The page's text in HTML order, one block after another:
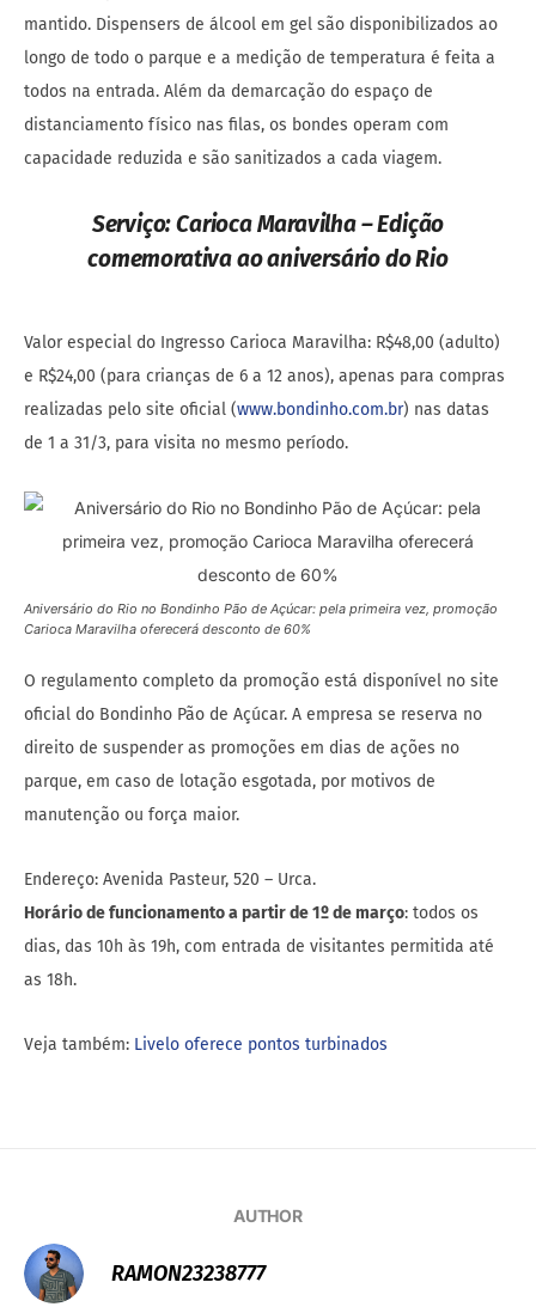
mantido. Dispensers de álcool em gel são disponibilizados ao
longo de todo o parque e a medição de temperatura é feita a
todos na entrada. Além da demarcação do espaço de
distanciamento físico nas filas, os bondes operam com
capacidade reduzida e são sanitizados a cada viagem.
Serviço: Carioca Maravilha – Edição
comemorativa ao aniversário do Rio
Valor especial do Ingresso Carioca Maravilha: R$48,00 (adulto)
e R$24,00 (para crianças de 6 a 12 anos), apenas para compras
realizadas pelo site oficial (www.bondinho.com.br) nas datas
de 1 a 31/3, para visita no mesmo período.
Aniversário do Rio no Bondinho Pão de Açúcar: pela primeira vez, promoção
Carioca Maravilha oferecerá desconto de 60%
O regulamento completo da promoção está disponível no site
oficial do Bondinho Pão de Açúcar. A empresa se reserva no
direito de suspender as promoções em dias de ações no
parque, em caso de lotação esgotada, por motivos de
manutenção ou força maior.
Endereço: Avenida Pasteur, 520 – Urca.
Horário de funcionamento a partir de 1º de março: todos os
dias, das 10h às 19h, com entrada de visitantes permitida até
as 18h.
Veja também: Livelo oferece pontos turbinados
AUTHOR
RAMON23238777